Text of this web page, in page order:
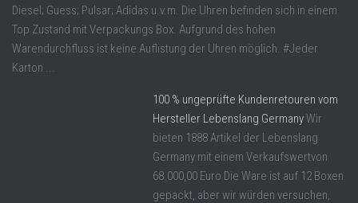
Diesel; Guess; Pulsar; Adidas u.v.m. Die Uhren befinden sich in einem
Top Zustand mit Verpackungs Box. Aufgrund des hohen
Warendurchfluss ist keine Auflistung der Uhren möglich. #Jeder
Karton ...
100 % ungeprüfte Kundenretouren vom
Hersteller Lebenslang GermanyWir
bieten 1888 Artikel der Lebenslang
Germany mit einem Verkaufswertvon
68.000,00 Euro Die Ware ist auf 12 Boxen
gepackt, aber wir würden versuchen,